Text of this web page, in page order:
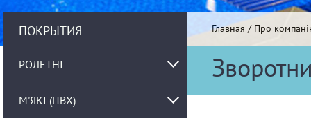
ПОКРЫТИЯ
РОЛЕТНІ
М'ЯКІ (ПВХ)
Главная / Про